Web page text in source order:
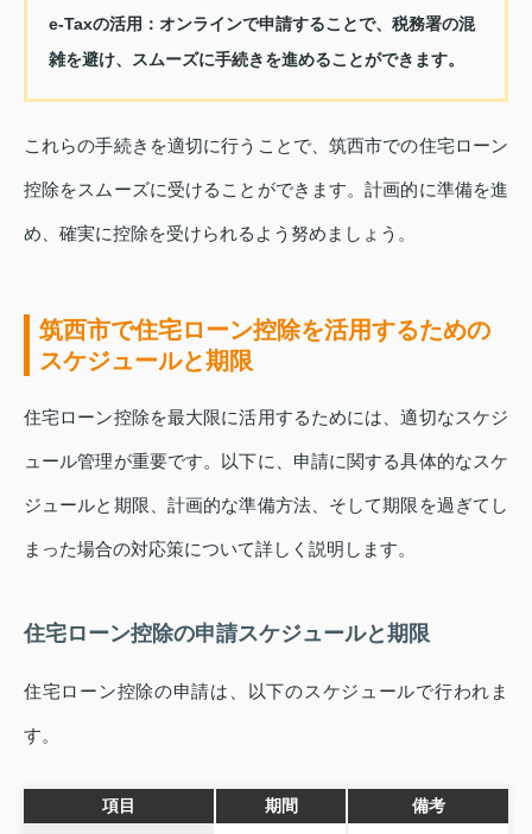
e-Taxの活用 ：オンラインで申請することで、税務署の混
雑を避け、スムーズに手続きを進めることができます。
これらの手続きを適切に行うことで、筑西市での住宅ローン
控除をスムーズに受けることができます。計画的に準備を進
め、確実に控除を受けられるよう努めましょう。
筑西市で住宅ローン控除を活用するための
スケジュールと期限
住宅ローン控除を最大限に活用するためには、適切なスケジ
ュール管理が重要です。以下に、申請に関する具体的なスケ
ジュールと期限、計画的な準備方法、そして期限を過ぎてし
まった場合の対応策について詳しく説明します。
住宅ローン控除の申請スケジュールと期限
住宅ローン控除の申請は、以下のスケジュールで行われま
す。
項目 期間 備考